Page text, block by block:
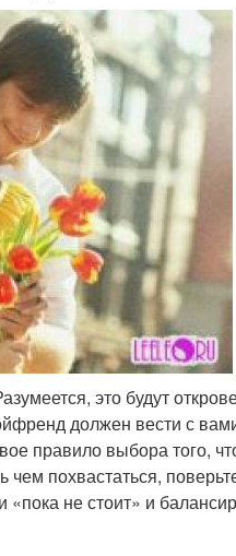
это будут
должен вести с
правило выбора того,
похвастаться,
не стоит» и